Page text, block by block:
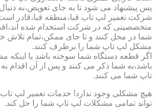
پس پیشنهاد می شود تا به جای تعویض،به
شرکت تعمیر لپ تاب قبا،منطقه قبا،قادر است
متخصصینی که در شرکت استخدام شده
شما در محل کنند و تا جای ممکن،تمام تلاش
مشکل لپ تاپ شما را برطرف کنند.
اگر قطعه دستگاه شما سوخته باشد یا
باشد،به شما ذکر می کنند و پس از آن اقدام
تاپ شما می کنند.
هیچ مشکلی وجود ندارد! خدمات تعمیر لپ تاب
تواند تمامی مشکلات لپ تاپ شما را حل کند.